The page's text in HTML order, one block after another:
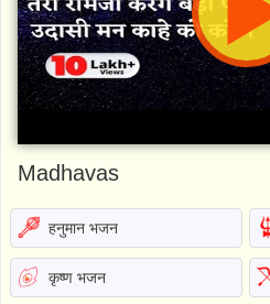
Madhavas
हनुमान भजन
कृष्ण भजन